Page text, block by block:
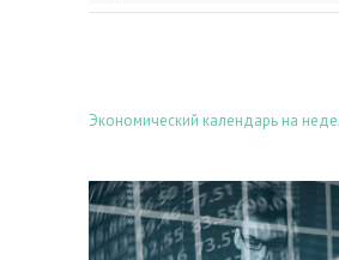
Экономический календарь на